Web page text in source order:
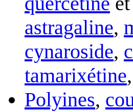
astragaline,
cynaroside,
tamarixétine,
Polyines,